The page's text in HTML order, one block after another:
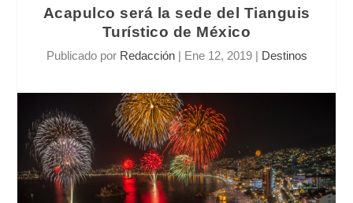
Acapulco será la sede del Tianguis
Turístico de México
Publicado por Redacción| Ene 12, 2019| Destinos